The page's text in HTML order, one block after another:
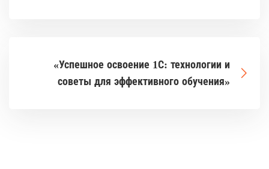
«Успешное освоение 1С: технологии и
советы для эффективного обучения»